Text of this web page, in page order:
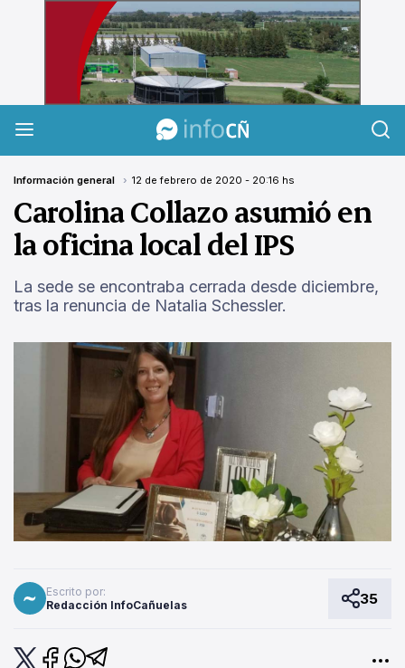
InfoCañuelas
Información general 12 de febrero de 2020 - 20:16 hs
Carolina Collazo asumió en
la oficina local del IPS
La sede se encontraba cerrada desde diciembre,
tras la renuncia de Natalia Schessler.
Escrito por:
Redacción InfoCañuelas
35